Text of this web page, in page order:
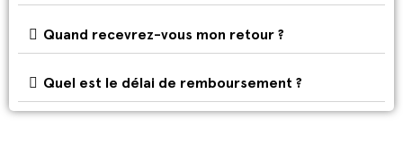
Quand recevrez-vous mon retour ?
Quel est le délai de remboursement ?